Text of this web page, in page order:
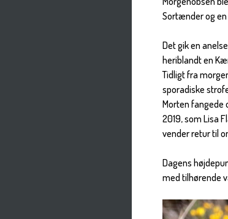
Sortænder og
Det gik en
heriblandt en
Tidligt fra
sporadiske
Morten fangede
2019, som Lisa
vender retur til
Dagens
med tilhørende